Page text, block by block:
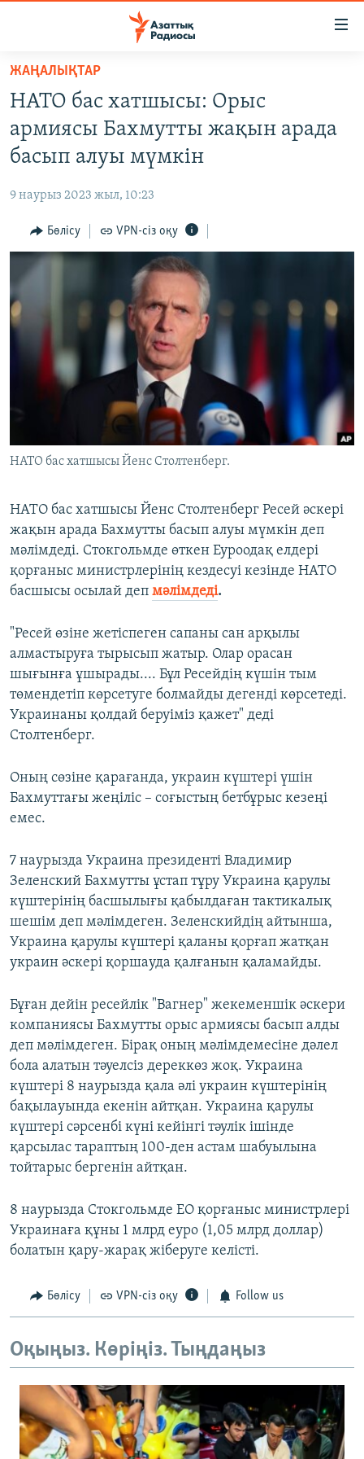
Skip
main
content
Skip
main
Navigation
to
Search
ЖАҢАЛЫҚТАР
AZATTYQTV
АДАМ ҚҰҚЫҚТАРЫ
ӘЛЕУМЕТ
ӘЛЕМ
АРНАЙЫ ЖОБАЛАР
Русский
ЖАЗЫЛЫҢЫЗ
Басқа тілдерде
ЖАҢАЛЫҚТАР
НАТО бас хатшысы: Орыс
армиясы Бахмутты жақын арада
басып алуы мүмкін
9 наурыз 2023 жыл, 10:23
Бөлісу VPN-сіз оқу
НАТО бас хатшысы Йенс Столтенберг.
НАТО бас хатшысы Йенс Столтенберг Ресей әскері
жақын арада Бахмутты басып алуы мүмкін деп
мәлімдеді. Стокгольмде өткен Еуроодақ елдері
қорғаныс министрлерінің кездесуі кезінде НАТО
басшысы осылай деп мәлімдеді.
"Ресей өзіне жетіспеген сапаны сан арқылы
алмастыруға тырысып жатыр. Олар орасан
шығынға ұшырады.... Бұл Ресейдің күшін тым
төмендетіп көрсетуге болмайды дегенді көрсетеді.
Украинаны қолдай беруіміз қажет" деді
Столтенберг.
Оның сөзіне қарағанда, украин күштері үшін
Бахмуттағы жеңіліс – соғыстың бетбұрыс кезеңі
емес.
7 наурызда Украина президенті Владимир
Зеленский Бахмутты ұстап тұру Украина қарулы
күштерінің басшылығы қабылдаған тактикалық
шешім деп мәлімдеген. Зеленскийдің айтынша,
Украина қарулы күштері қаланы қорғап жатқан
украин әскері қоршауда қалғанын қаламайды.
Бұған дейін ресейлік "Вагнер" жекеменшік әскери
компаниясы Бахмутты орыс армиясы басып алды
деп мәлімдеген. Бірақ оның мәлімдемесіне дәлел
бола алатын тәуелсіз дереккөз жоқ. Украина
күштері 8 наурызда қала әлі украин күштерінің
бақылауында екенін айтқан. Украина қарулы
күштері сәрсенбі күні кейінгі тәулік ішінде
қарсылас тараптың 100-ден астам шабуылына
тойтарыс бергенін айтқан.
8 наурызда Стокгольмде ЕО қорғаныс министрлері
Украинаға құны 1 млрд еуро (1,05 млрд доллар)
болатын қару-жарақ жіберуге келісті.
Бөлісу VPN-сіз оқу Follow us
Оқыңыз. Көріңіз. Тыңдаңыз